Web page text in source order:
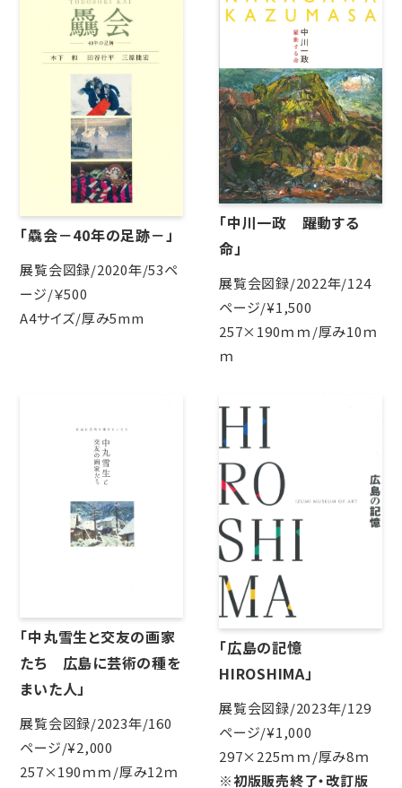
「驫会－40年の足跡－」
展覧会図録/2020年/53ペ
ージ/￥500
A4サイズ/厚み5mm
「中川一政 躍動する
命」
展覧会図録/2022年/124
ページ/¥1,500
257×190ｍｍ/厚み10ｍ
ｍ
「中丸雪生と交友の画家
たち 広島に芸術の種を
まいた人」
展覧会図録/2023年/160
ページ/¥2,000
257×190ｍｍ/厚み12ｍ
「広島の記憶
HIROSHIMA」
展覧会図録/2023年/129
ページ/¥1,000
297×225ｍｍ/厚み8ｍ
※初版販売終了・改訂版